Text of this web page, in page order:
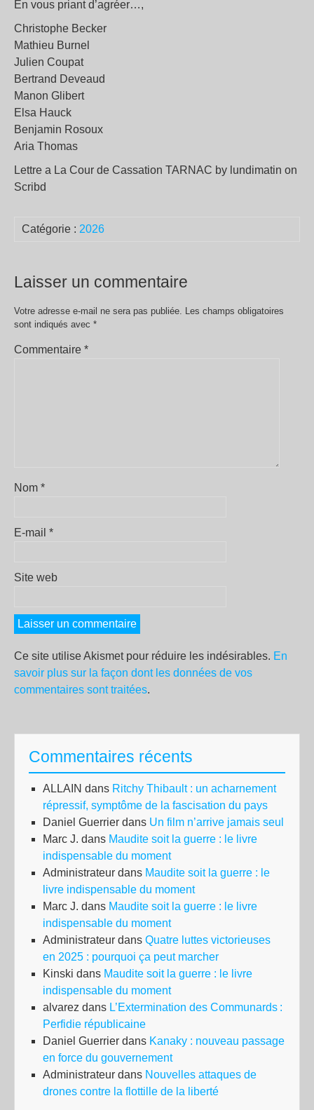
En vous priant d’agréer…,
Christophe Becker
Mathieu Burnel
Julien Coupat
Bertrand Deveaud
Manon Glibert
Elsa Hauck
Benjamin Rosoux
Aria Thomas
Lettre a La Cour de Cassation TARNAC by lundimatin on
Scribd
Catégorie : 2026
Laisser un commentaire
Votre adresse e-mail ne sera pas publiée.
Les champs obligatoires
sont indiqués avec *
Commentaire *
Nom *
E-mail *
Site web
Ce site utilise Akismet pour réduire les indésirables. En
savoir plus sur la façon dont les données de vos
commentaires sont traitées.
Commentaires récents
ALLAIN dans Ritchy Thibault : un acharnement
répressif, symptôme de la fascisation du pays
Daniel Guerrier dans Un film n’arrive jamais seul
Marc J. dans Maudite soit la guerre : le livre
indispensable du moment
Administrateur dans Maudite soit la guerre : le
livre indispensable du moment
Marc J. dans Maudite soit la guerre : le livre
indispensable du moment
Administrateur dans Quatre luttes victorieuses
en 2025 : pourquoi ça peut marcher
Kinski dans Maudite soit la guerre : le livre
indispensable du moment
alvarez dans L’Extermination des Communards :
Perfidie républicaine
Daniel Guerrier dans Kanaky : nouveau passage
en force du gouvernement
Administrateur dans Nouvelles attaques de
drones contre la flottille de la liberté